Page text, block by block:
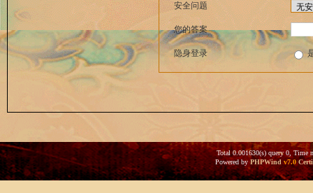
安全问题
您的答案
隐身登录
Total 0.001630(s) query 0, Time
Powered byPHPWind v7.0